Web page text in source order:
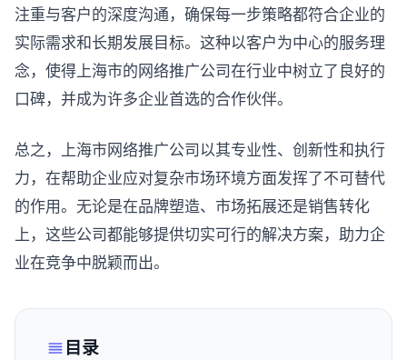
注重与客户的深度沟通，确保每一步策略都符合企业的
实际需求和长期发展目标。这种以客户为中心的服务理
念，使得上海市的网络推广公司在行业中树立了良好的
口碑，并成为许多企业首选的合作伙伴。
总之，上海市网络推广公司以其专业性、创新性和执行
力，在帮助企业应对复杂市场环境方面发挥了不可替代
的作用。无论是在品牌塑造、市场拓展还是销售转化
上，这些公司都能够提供切实可行的解决方案，助力企
业在竞争中脱颖而出。
目录